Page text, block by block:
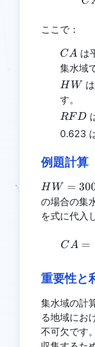
ここで：
CA
CA は
集水域
HW
H W
す。
RFD
RF D
0.623
例題計算
HW =
3000 \,
\text{gal}
H W =
の場合の集
を式に代入
CA =
重要性と
集水域の計
る地域にお
不可欠です